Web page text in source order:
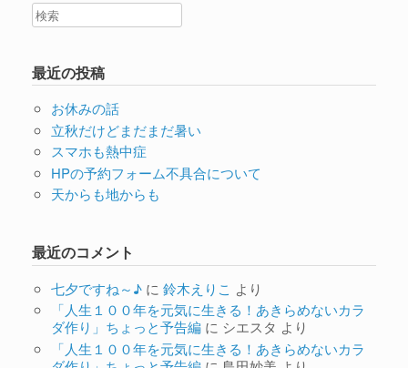
最近の投稿
お休みの話
立秋だけどまだまだ暑い
スマホも熱中症
HPの予約フォーム不具合について
天からも地からも
最近のコメント
七夕ですね～♪に 鈴木えりこ より
「人生１００年を元気に生きる！あきらめないカラ
ダ作り」ちょっと予告編に シエスタ より
「人生１００年を元気に生きる！あきらめないカラ